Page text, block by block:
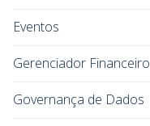
Eventos
Gerenciador Financeiro
Governança de Dados